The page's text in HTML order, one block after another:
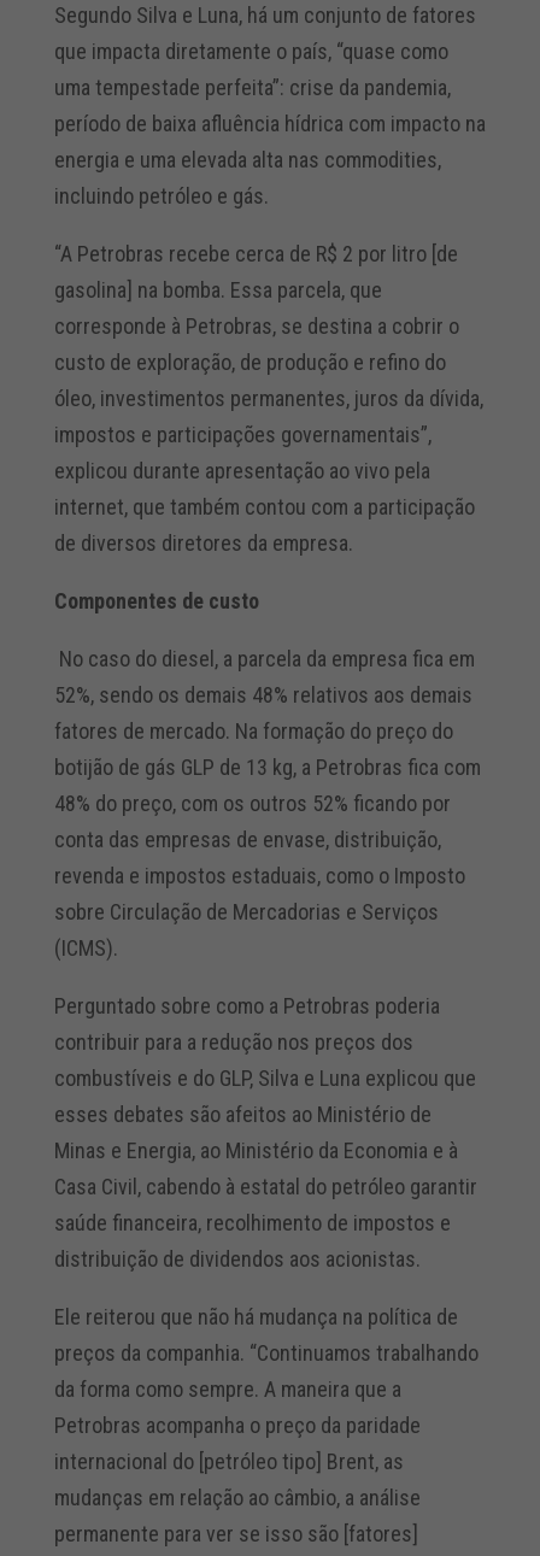
Segundo Silva e Luna, há um conjunto de fatores
que impacta diretamente o país, “quase como
uma tempestade perfeita”: crise da pandemia,
período de baixa afluência hídrica com impacto na
energia e uma elevada alta nas commodities,
incluindo petróleo e gás.
“A Petrobras recebe cerca de R$ 2 por litro [de
gasolina] na bomba. Essa parcela, que
corresponde à Petrobras, se destina a cobrir o
custo de exploração, de produção e refino do
óleo, investimentos permanentes, juros da dívida,
impostos e participações governamentais”,
explicou durante apresentação ao vivo pela
internet, que também contou com a participação
de diversos diretores da empresa.
Componentes de custo
No caso do diesel, a parcela da empresa fica em
52%, sendo os demais 48% relativos aos demais
fatores de mercado. Na formação do preço do
botijão de gás GLP de 13 kg, a Petrobras fica com
48% do preço, com os outros 52% ficando por
conta das empresas de envase, distribuição,
revenda e impostos estaduais, como o Imposto
sobre Circulação de Mercadorias e Serviços
(ICMS).
Perguntado sobre como a Petrobras poderia
contribuir para a redução nos preços dos
combustíveis e do GLP, Silva e Luna explicou que
esses debates são afeitos ao Ministério de
Minas e Energia, ao Ministério da Economia e à
Casa Civil, cabendo à estatal do petróleo garantir
saúde financeira, recolhimento de impostos e
distribuição de dividendos aos acionistas.
Ele reiterou que não há mudança na política de
preços da companhia. “Continuamos trabalhando
da forma como sempre. A maneira que a
Petrobras acompanha o preço da paridade
internacional do [petróleo tipo] Brent, as
mudanças em relação ao câmbio, a análise
permanente para ver se isso são [fatores]